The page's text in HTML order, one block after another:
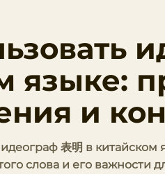
языке:
и
идеограф 表明 в
слова и его важности